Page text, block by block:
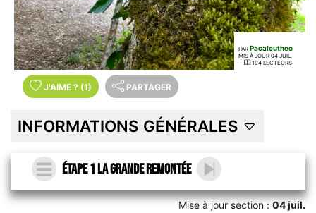
PAR Pacaloutheo
MIS À JOUR 04 JUIL.
194 LECTEURS
J'AIME ? (1) PARTAGER
INFORMATIONS GÉNÉRALES
Étape 1 la grande remontée
Mise à jour section :04 juil.